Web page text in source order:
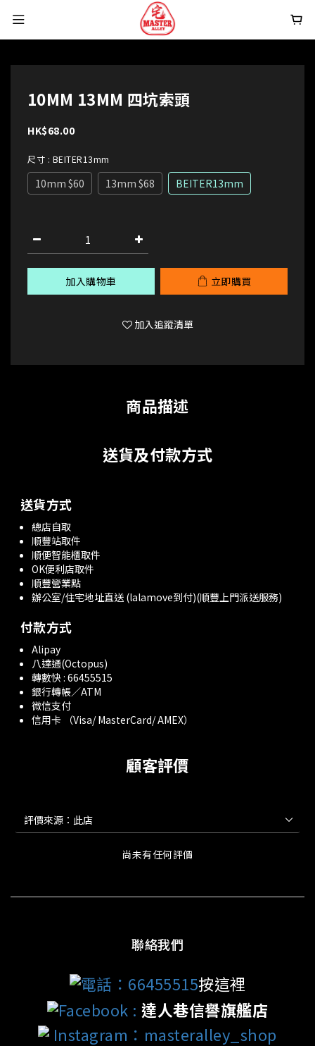
10MM 13MM 四坑索頭
HK$68.00
尺寸 : BEITER13mm
10mm $60 13mm $68 BEITER13mm
加入購物車 立即購買
加入追蹤清單
商品描述
送貨及付款方式
送貨方式
總店自取
順豐站取件
順便智能櫃取件
OK便利店取件
順豐營業點
辦公室/住宅地址直送 (lalamove到付)(順豐上門派送服務)
付款方式
Alipay
八達通(Octopus)
轉數快 : 66455515
銀行轉帳／ATM
微信支付
信用卡 （Visa/ MasterCard/ AMEX）
顧客評價
尚未有任何評價
聯絡我們
電話：66455515按這裡
Facebook :達人巷信譽旗艦店
Instagram：masteralley_shop